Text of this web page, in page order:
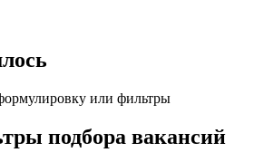
или фильтры
подбора вакансий